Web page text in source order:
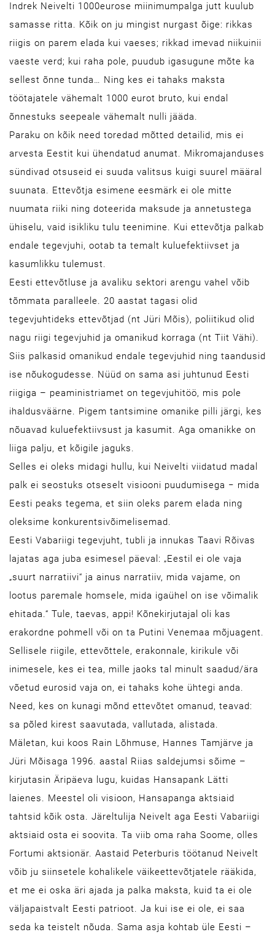
Indrek Neivelti 1000eurose miinimumpalga jutt kuulub
samasse ritta. Kõik on ju mingist nurgast õige: rikkas
riigis on parem elada kui vaeses; rikkad imevad niikuinii
vaeste verd; kui raha pole, puudub igasugune mõte ka
sellest õnne tunda… Ning kes ei tahaks maksta
töötajatele vähemalt 1000 eurot bruto, kui endal
õnnestuks seepeale vähemalt nulli jääda.
Paraku on kõik need toredad mõtted detailid, mis ei
arvesta Eestit kui ühendatud anumat. Mikromajanduses
sündivad otsuseid ei suuda valitsus kuigi suurel määral
suunata. Ettevõtja esimene eesmärk ei ole mitte
nuumata riiki ning doteerida maksude ja annetustega
ühiselu, vaid isikliku tulu teenimine. Kui ettevõtja palkab
endale tegevjuhi, ootab ta temalt kuluefektiivset ja
kasumlikku tulemust.
Eesti ettevõtluse ja avaliku sektori arengu vahel võib
tõmmata paralleele. 20 aastat tagasi olid
tegevjuhtideks ettevõtjad (nt Jüri Mõis), poliitikud olid
nagu riigi tegevjuhid ja omanikud korraga (nt Tiit Vähi).
Siis palkasid omanikud endale tegevjuhid ning taandusid
ise nõukogudesse. Nüüd on sama asi juhtunud Eesti
riigiga – peaministriamet on tegevjuhitöö, mis pole
ihaldusväärne. Pigem tantsimine omanike pilli järgi, kes
nõuavad kuluefektiivsust ja kasumit. Aga omanikke on
liiga palju, et kõigile jaguks.
Selles ei oleks midagi hullu, kui Neivelti viidatud madal
palk ei seostuks otseselt visiooni puudumisega − mida
Eesti peaks tegema, et siin oleks parem elada ning
oleksime konkurentsivõimelisemad.
Eesti Vabariigi tegevjuht, tubli ja innukas Taavi Rõivas
lajatas aga juba esimesel päeval: „Eestil ei ole vaja
„suurt narratiivi“ ja ainus narratiiv, mida vajame, on
lootus paremale homsele, mida igaühel on ise võimalik
ehitada.“ Tule, taevas, appi! Kõnekirjutajal oli kas
erakordne pohmell või on ta Putini Venemaa mõjuagent.
Sellisele riigile, ettevõttele, erakonnale, kirikule või
inimesele, kes ei tea, mille jaoks tal minult saadud/ära
võetud eurosid vaja on, ei tahaks kohe ühtegi anda.
Need, kes on kunagi mõnd ettevõtet omanud, teavad:
sa põled kirest saavutada, vallutada, alistada.
Mäletan, kui koos Rain Lõhmuse, Hannes Tamjärve ja
Jüri Mõisaga 1996. aastal Riias saldejumsi sõime –
kirjutasin Äripäeva lugu, kuidas Hansapank Lätti
laienes. Meestel oli visioon, Hansapanga aktsiaid
tahtsid kõik osta. Järeltulija Neivelt aga Eesti Vabariigi
aktsiaid osta ei soovita. Ta viib oma raha Soome, olles
Fortumi aktsionär. Aastaid Peterburis töötanud Neivelt
võib ju siinsetele kohalikele väikeettevõtjatele rääkida,
et me ei oska äri ajada ja palka maksta, kuid ta ei ole
väljapaistvalt Eesti patrioot. Ja kui ise ei ole, ei saa
seda ka teistelt nõuda. Sama asja kohtab üle Eesti –